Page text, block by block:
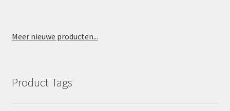
Meer nieuwe producten...
Product Tags